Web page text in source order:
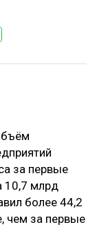
за первые
10,7 млрд
более 44,2
чем за первые